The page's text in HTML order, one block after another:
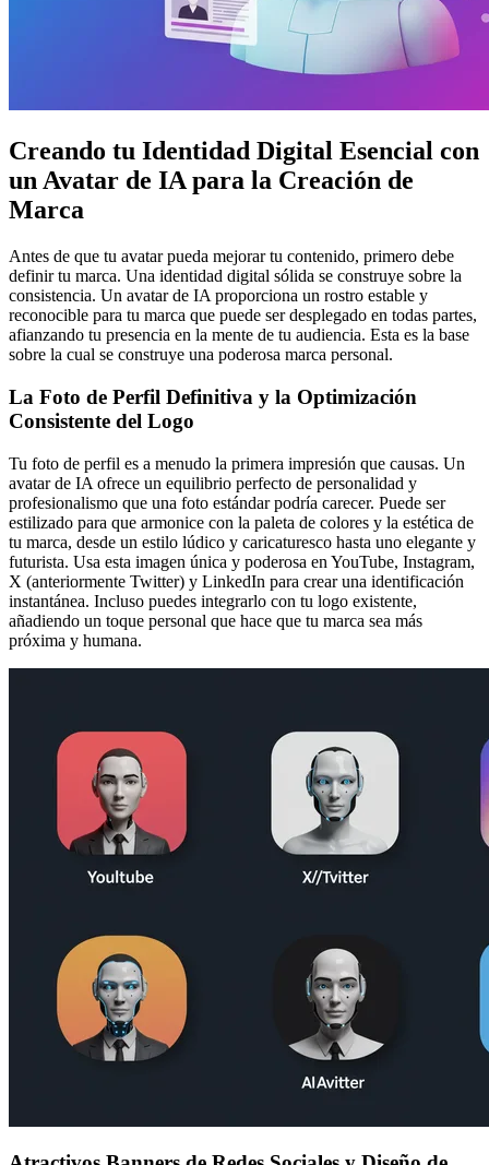
Creando tu Identidad Digital Esencial con
un Avatar de IA para la Creación de
Marca
Antes de que tu avatar pueda mejorar tu contenido, primero debe
definir tu marca. Una identidad digital sólida se construye sobre la
consistencia. Un avatar de IA proporciona un rostro estable y
reconocible para tu marca que puede ser desplegado en todas partes,
afianzando tu presencia en la mente de tu audiencia. Esta es la base
sobre la cual se construye una poderosa marca personal.
La Foto de Perfil Definitiva y la Optimización
Consistente del Logo
Tu foto de perfil es a menudo la primera impresión que causas. Un
avatar de IA ofrece un equilibrio perfecto de personalidad y
profesionalismo que una foto estándar podría carecer. Puede ser
estilizado para que armonice con la paleta de colores y la estética de
tu marca, desde un estilo lúdico y caricaturesco hasta uno elegante y
futurista. Usa esta imagen única y poderosa en YouTube, Instagram,
X (anteriormente Twitter) y LinkedIn para crear una identificación
instantánea. Incluso puedes integrarlo con tu logo existente,
añadiendo un toque personal que hace que tu marca sea más
próxima y humana.